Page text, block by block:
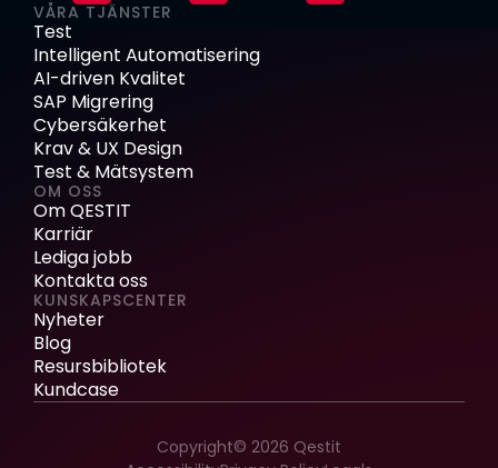
VÅRA TJÄNSTER
Test
Intelligent Automatisering
AI-driven Kvalitet
SAP Migrering
Cybersäkerhet
Krav & UX Design
Test & Mätsystem
OM OSS
Om QESTIT
Karriär
Lediga jobb
Kontakta oss
KUNSKAPSCENTER
Nyheter
Blog
Resursbibliotek
Kundcase
Copyright© 2026 Qestit